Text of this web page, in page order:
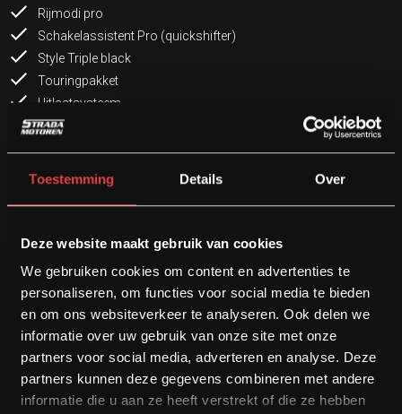
Toestemming Details Over
Deze website maakt gebruik van cookies
We gebruiken cookies om content en advertenties te
personaliseren, om functies voor social media te bieden
en om ons websiteverkeer te analyseren. Ook delen we
informatie over uw gebruik van onze site met onze
partners voor social media, adverteren en analyse. Deze
partners kunnen deze gegevens combineren met andere
informatie die u aan ze heeft verstrekt of die ze hebben
Rijmodi pro
Schakelassistent Pro (quickshifter)
Style Triple black
Touringpakket
Uitlaatsysteem
verchroomd
Onderhoudshistorie:
1000km beurt 17-03-2022 1177km
Klein onderhoud 08-08-2022 11116km
Groot onderhoud 03-07-2023 22893km
Klein onderhoud 01-03-2024 32631km
Groot onderhoud 01-08-2024 42850km
Klein onderhoud 23-04-2025 52889km
Groot onderhoud 22-07-2025 62620km